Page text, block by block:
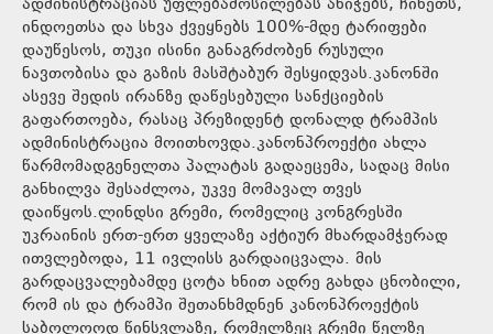
ინდოეთსა და სხვა ქვეყნებს 100%-მდე ტარიფები
დაუწესოს, თუკი ისინი განაგრძობენ რუსული
ნავთობისა და გაზის მასშტაბურ შესყიდვას.კანონში
ასევე შედის ირანზე დაწესებული სანქციების
გაფართოება, რასაც პრეზიდენტ დონალდ ტრამპის
ადმინისტრაცია მოითხოვდა.კანონპროექტი ახლა
წარმომადგენელთა პალატას გადაეცემა, სადაც მისი
განხილვა შესაძლოა, უკვე მომავალ თვეს
დაიწყოს.ლინდსი გრემი, რომელიც კონგრესში
უკრაინის ერთ-ერთ ყველაზე აქტიურ მხარდამჭერად
ითვლებოდა, 11 ივლისს გარდაიცვალა. მის
გარდაცვალებამდე ცოტა ხნით ადრე გახდა ცნობილი,
რომ ის და ტრამპი შეთანხმდნენ კანონპროექტის
საბოლოოდ წინსვლაზე, რომელზეც გრემი წელზე